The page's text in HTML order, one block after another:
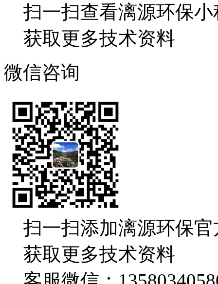
扫一扫查看漓源环保小
获取更多技术资料
微信咨询
扫一扫添加漓源环保
获取更多技术资料